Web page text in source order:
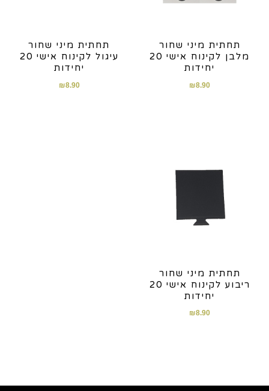
תחתית מיני שחור
מלבן לקינוח אישי 20
יחידות
₪8.90
תחתית מיני שחור
עיגול לקינוח אישי 20
יחידות
₪8.90
תחתית מיני שחור
ריבוע לקינוח אישי 20
יחידות
₪8.90